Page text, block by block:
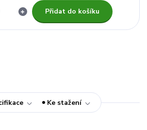
Přidat do košíku
Ke stažení